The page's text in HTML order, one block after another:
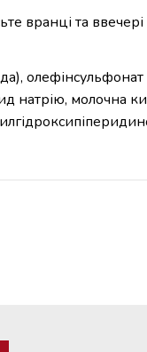
вранці та
олефінсульфонат
натрію, молочна